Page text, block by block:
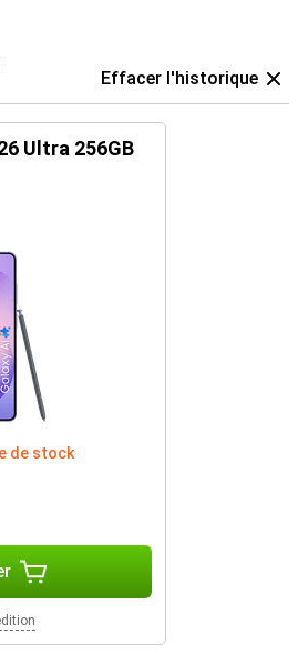
Effacer l'historique
Ultra 256GB
de stock